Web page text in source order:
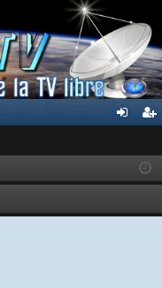
ar
ist
rs